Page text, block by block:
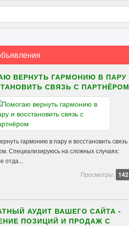
ВЕРНУТЬ ГАРМОНИЮ В ПАРУ
СВЯЗЬ С ПАРТНЁРОМ
гармонию в пару и восстановить связь
Специализируюсь на сложных случаях:
отда...
Просмотры: 142
АУДИТ ВАШЕГО САЙТА -
ПОЗИЦИЙ И ПРОДАЖ С